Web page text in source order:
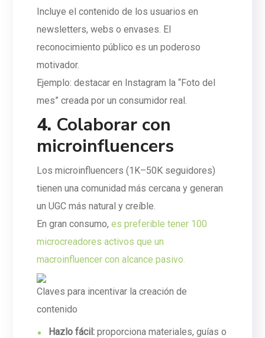
Incluye el contenido de los usuarios en
newsletters, webs o envases. El
reconocimiento público es un poderoso
motivador.
Ejemplo: destacar en Instagram la “Foto del
mes” creada por un consumidor real.
4. Colaborar con
microinfluencers
Los microinfluencers (1K–50K seguidores)
tienen una comunidad más cercana y generan
un UGC más natural y creíble.
En gran consumo,es preferible tener 100
microcreadores activos que un
macroinfluencer con alcance pasivo.
Claves para incentivar la creación de
contenido
Hazlo fácil: proporciona materiales, guías o